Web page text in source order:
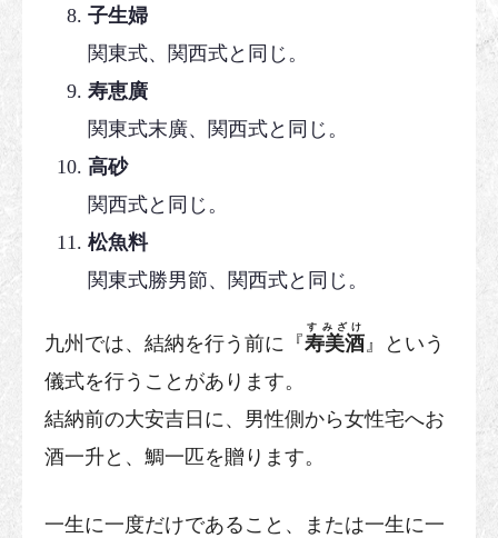
子生婦
関東式、関西式と同じ。
寿恵廣
関東式末廣、関西式と同じ。
高砂
関西式と同じ。
松魚料
関東式勝男節、関西式と同じ。
九州では、結納を行う前に『寿美酒
すみざけ
』という
儀式を行うことがあります。
結納前の大安吉日に、男性側から女性宅へお
酒一升と、鯛一匹を贈ります。
一生に一度だけであること、または一生に一